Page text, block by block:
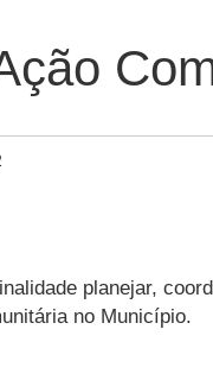
planejar,
no Município.